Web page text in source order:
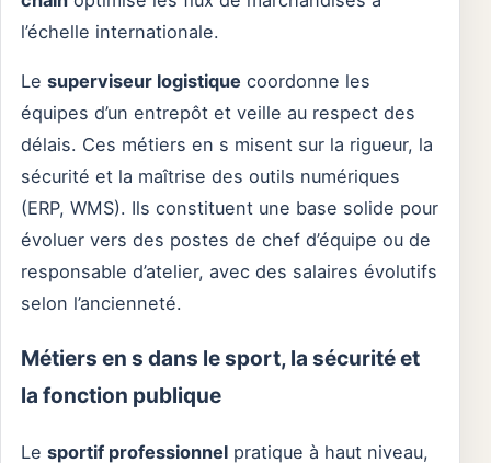
l’échelle internationale.
Le superviseur logistique coordonne les
équipes d’un entrepôt et veille au respect des
délais. Ces métiers en s misent sur la rigueur, la
sécurité et la maîtrise des outils numériques
(ERP, WMS). Ils constituent une base solide pour
évoluer vers des postes de chef d’équipe ou de
responsable d’atelier, avec des salaires évolutifs
selon l’ancienneté.
Métiers en s dans le sport, la sécurité et
la fonction publique
Le sportif professionnel pratique à haut niveau,